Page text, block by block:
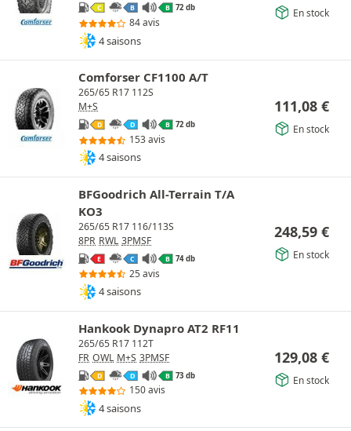
C B B 72 db
84 avis
4 saisons
En stock
Comforser CF1100 A/T
265/65 R17 112S
M+S
D D B 72 db
153 avis
4 saisons
111,08 €
En stock
BFGoodrich All-Terrain T/A
KO3
265/65 R17 116/113S
8PR RWL 3PMSF
E C B 74 db
25 avis
4 saisons
248,59 €
En stock
Hankook Dynapro AT2 RF11
265/65 R17 112T
FR OWL M+S 3PMSF
D D B 73 db
150 avis
4 saisons
129,08 €
En stock